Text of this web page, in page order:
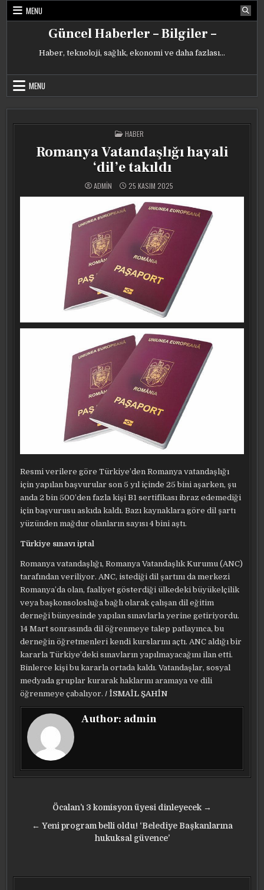
Skip
MENU
Güncel Haberler – Bilgiler –
Haber, teknoloji, sağlık, ekonomi ve daha fazlası…
MENU
POSTED
IN
HABER
Romanya Vatandaşlığı hayali
‘dil’e takıldı
ADMIN 25 KASIM 2025
Resmi verilere göre Türkiye’den Romanya vatandaşlığı
için yapılan başvurular son 5 yıl içinde 25 bini aşarken, şu
anda 2 bin 500’den fazla kişi B1 sertifikası ibraz edemediği
için başvurusu askıda kaldı. Bazı kaynaklara göre dil şartı
yüzünden mağdur olanların sayısı 4 bini aştı.
Türkiye sınavı iptal
Romanya vatandaşlığı, Romanya Vatandaşlık Kurumu (ANC)
tarafından veriliyor. ANC, istediği dil şartını da merkezi
Romanya’da olan, faaliyet gösterdiği ülkedeki büyükelçilik
veya başkonsolosluğa bağlı olarak çalışan dil eğitim
derneği bünyesinde yapılan sınavlarla yerine getiriyordu.
14 Mart sonrasında dil öğrenmeye talep patlayınca, bu
derneğin öğretmenleri kendi kurslarını açtı. ANC aldığı bir
kararla Türkiye’deki sınavların yapılmayacağını ilan etti.
Binlerce kişi bu kararla ortada kaldı. Vatandaşlar, sosyal
medyada gruplar kurarak haklarını aramaya ve dili
öğrenmeye çabalıyor. / İSMAİL ŞAHİN
Author: admin
gezinmesi
Öcalan’ı 3 komisyon üyesi dinleyecek →
← Yeni program belli oldu! ‘Belediye Başkanlarına
hukuksal güvence’